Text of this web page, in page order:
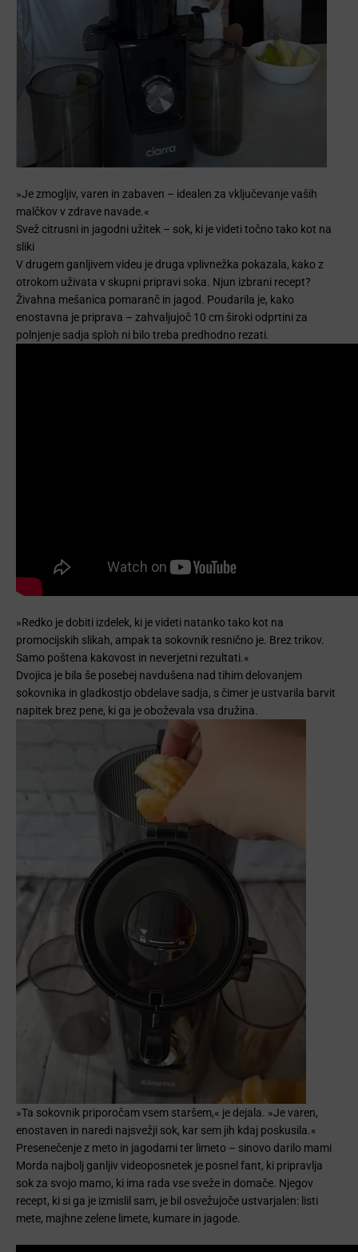
»Je zmogljiv, varen in zabaven – idealen za vključevanje vaših
malčkov v zdrave navade.«
Svež citrusni in jagodni užitek – sok, ki je videti točno tako kot na
sliki
V drugem ganljivem videu je druga vplivnežka pokazala, kako z
otrokom uživata v skupni pripravi soka. Njun izbrani recept?
Živahna mešanica pomaranč in jagod. Poudarila je, kako
enostavna je priprava – zahvaljujoč 10 cm široki odprtini za
polnjenje sadja sploh ni bilo treba predhodno rezati.
»Redko je dobiti izdelek, ki je videti natanko tako kot na
promocijskih slikah, ampak ta sokovnik resnično je. Brez trikov.
Samo poštena kakovost in neverjetni rezultati.«
Dvojica je bila še posebej navdušena nad tihim delovanjem
sokovnika in gladkostjo obdelave sadja, s čimer je ustvarila barvit
napitek brez pene, ki ga je oboževala vsa družina.
»Ta sokovnik priporočam vsem staršem,« je dejala. »Je varen,
enostaven in naredi najsvežji sok, kar sem jih kdaj poskusila.«
Presenečenje z meto in jagodami ter limeto – sinovo darilo mami
Morda najbolj ganljiv videoposnetek je posnel fant, ki pripravlja
sok za svojo mamo, ki ima rada vse sveže in domače. Njegov
recept, ki si ga je izmislil sam, je bil osvežujoče ustvarjalen: listi
mete, majhne zelene limete, kumare in jagode.